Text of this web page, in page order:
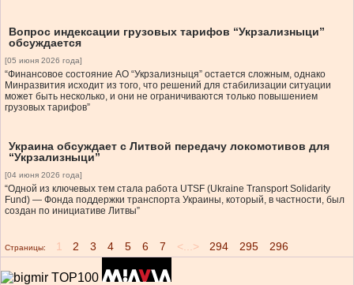
Вопрос индексации грузовых тарифов “Укрзализныци”
обсуждается
[05 июня 2026 года]
“Финансовое состояние АО “Укрзализныця” остается сложным, однако
Минразвития исходит из того, что решений для стабилизации ситуации
может быть несколько, и они не ограничиваются только повышением
грузовых тарифов”
Украина обсуждает с Литвой передачу локомотивов для
“Укрзализныци”
[04 июня 2026 года]
“Одной из ключевых тем стала работа UTSF (Ukraine Transport Solidarity
Fund) — Фонда поддержки транспорта Украины, который, в частности, был
создан по инициативе Литвы”
Страницы: 1 2 3 4 5 6 7 <...> 294 295 296